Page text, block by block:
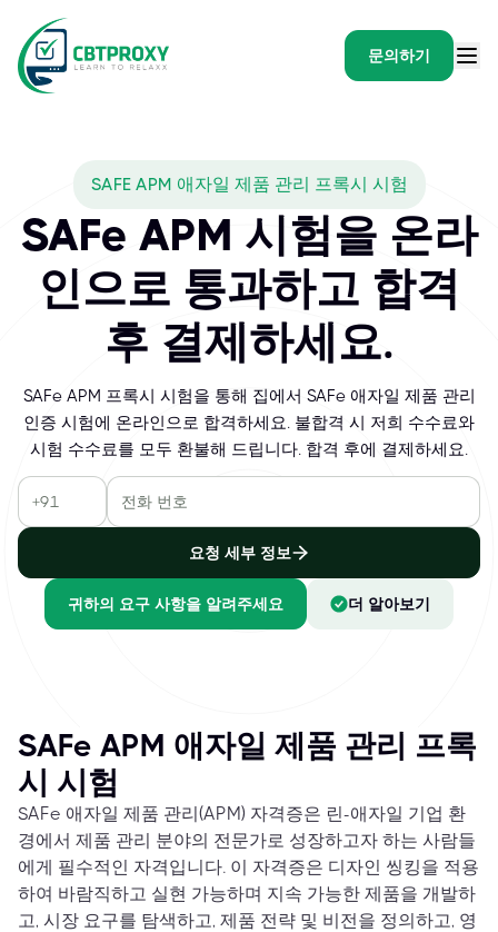
문의하기
SAFE APM 애자일 제품 관리 프록시 시험
SAFe APM 시험을 온라
인으로 통과하고 합격
후 결제하세요.
SAFe APM 프록시 시험을 통해 집에서 SAFe 애자일 제품 관리
인증 시험에 온라인으로 합격하세요. 불합격 시 저희 수수료와
시험 수수료를 모두 환불해 드립니다. 합격 후에 결제하세요.
요청 세부 정보
귀하의 요구 사항을 알려주세요 더 알아보기
SAFe APM 애자일 제품 관리 프록
시 시험
SAFe 애자일 제품 관리(APM) 자격증은 린-애자일 기업 환
경에서 제품 관리 분야의 전문가로 성장하고자 하는 사람들
에게 필수적인 자격입니다. 이 자격증은 디자인 씽킹을 적용
하여 바람직하고 실현 가능하며 지속 가능한 제품을 개발하
고, 시장 요구를 탐색하고, 제품 전략 및 비전을 정의하고, 영